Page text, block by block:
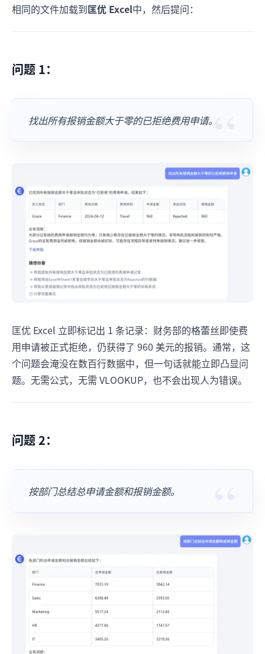
相同的文件加载到匡优 Excel中，然后提问：
问题 1：
找出所有报销金额大于零的已拒绝费用申请。
匡优 Excel 立即标记出 1 条记录：财务部的格蕾丝即使费
用申请被正式拒绝，仍获得了 960 美元的报销。通常，这
个问题会淹没在数百行数据中，但一句话就能立即凸显问
题。无需公式，无需 VLOOKUP，也不会出现人为错误。
问题 2：
按部门总结总申请金额和报销金额。